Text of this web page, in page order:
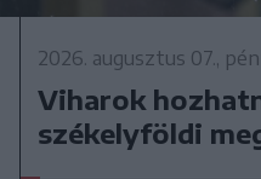
2026. augusztus 07.,
Viharok
székelyföldi